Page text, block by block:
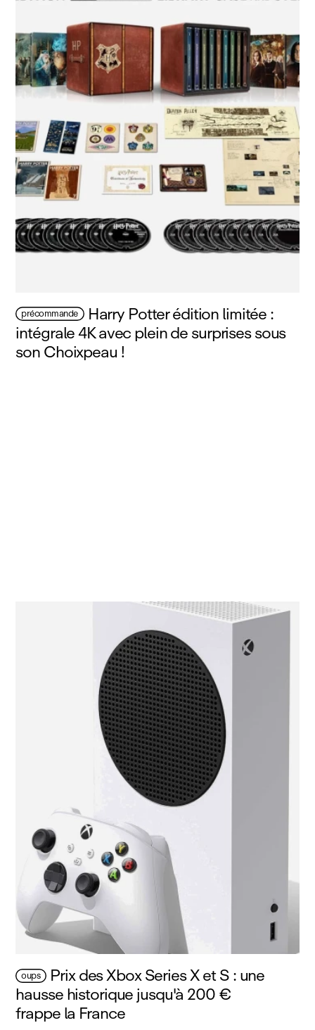
précommande Harry Potter édition limitée :
intégrale 4K avec plein de surprises sous
son Choixpeau !
oups Prix des Xbox Series X et S : une
hausse historique jusqu'à 200 €
frappe la France